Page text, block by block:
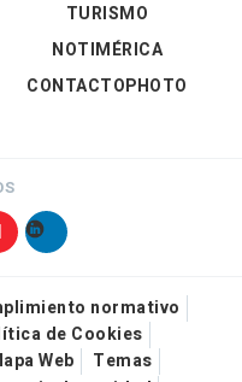
TURISMO
NOTIMÉRICA
CONTACTOPHOTO
normativo
de Cookies
Web
Temas